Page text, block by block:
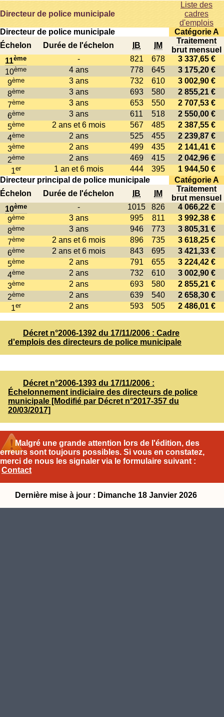
Directeur de police municipale
Liste des
cadres
d'emplois
Directeur de police municipale
Catégorie A
Échelon
Durée de l'échelon IB IM
Traitement
brut mensuel
11ème - 821 678
3 337,65 €
10ème 4 ans 778 645
3 175,20 €
9ème 3 ans 732 610
3 002,90 €
8ème 3 ans 693 580
2 855,21 €
7ème 3 ans 653 550
2 707,53 €
6ème 3 ans 611 518
2 550,00 €
5ème 2 ans et 6 mois 567 485
2 387,55 €
4ème 2 ans 525 455
2 239,87 €
3ème 2 ans 499 435
2 141,41 €
2ème 2 ans 469 415
2 042,96 €
1er 1 an et 6 mois 444 395
1 944,50 €
Directeur principal de police municipale
Catégorie A
Échelon
Durée de l'échelon IB IM
Traitement
brut mensuel
10ème - 1015 826
4 066,22 €
9ème 3 ans 995 811
3 992,38 €
8ème 3 ans 946 773
3 805,31 €
7ème 2 ans et 6 mois 896 735
3 618,25 €
6ème 2 ans et 6 mois 843 695
3 421,33 €
5ème 2 ans 791 655
3 224,42 €
4ème 2 ans 732 610
3 002,90 €
3ème 2 ans 693 580
2 855,21 €
2ème 2 ans 639 540
2 658,30 €
1er 2 ans 593 505 2 486,01 €
Décret n°2006-1392 du 17/11/2006 : Cadre
d'emplois des directeurs de police municipale
Décret n°2006-1393 du 17/11/2006 :
Échelonnement indiciaire des directeurs de police
municipale [Modifié par Décret n°2017-357 du
20/03/2017]
Malgré une grande attention lors de l'édition, des
erreurs sont toujours possibles. Si vous en constatez,
merci de nous les signaler via le formulaire suivant :
Contact
Dernière mise à jour : Dimanche 18 Janvier 2026